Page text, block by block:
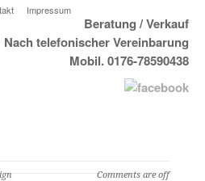
Impressum
Beratung / Verkauf
Nach telefonischer Vereinbarung
Mobil. 0176-78590438
Comments are off